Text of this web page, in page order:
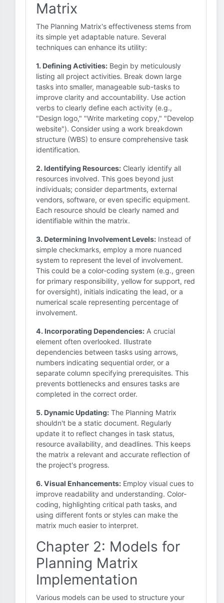
Matrix
The Planning Matrix's effectiveness stems from
its simple yet adaptable nature. Several
techniques can enhance its utility:
1. Defining Activities: Begin by meticulously
listing all project activities. Break down large
tasks into smaller, manageable sub-tasks to
improve clarity and accountability. Use action
verbs to clearly define each activity (e.g.,
"Design logo," "Write marketing copy," "Develop
website"). Consider using a work breakdown
structure (WBS) to ensure comprehensive task
identification.
2. Identifying Resources: Clearly identify all
resources involved. This goes beyond just
individuals; consider departments, external
vendors, software, or even specific equipment.
Each resource should be clearly named and
identifiable within the matrix.
3. Determining Involvement Levels: Instead of
simple checkmarks, employ a more nuanced
system to represent the level of involvement.
This could be a color-coding system (e.g., green
for primary responsibility, yellow for support, red
for oversight), initials indicating the lead, or a
numerical scale representing percentage of
involvement.
4. Incorporating Dependencies: A crucial
element often overlooked. Illustrate
dependencies between tasks using arrows,
numbers indicating sequential order, or a
separate column specifying prerequisites. This
prevents bottlenecks and ensures tasks are
completed in the correct order.
5. Dynamic Updating: The Planning Matrix
shouldn't be a static document. Regularly
update it to reflect changes in task status,
resource availability, and deadlines. This keeps
the matrix a relevant and accurate reflection of
the project's progress.
6. Visual Enhancements: Employ visual cues to
improve readability and understanding. Color-
coding, highlighting critical path tasks, and
using different fonts or styles can make the
matrix much easier to interpret.
Chapter 2: Models for
Planning Matrix
Implementation
Various models can be used to structure your